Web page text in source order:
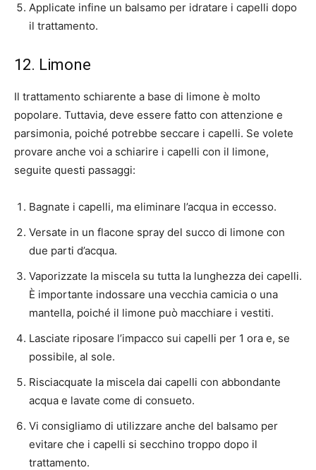
Applicate infine un balsamo per idratare i capelli dopo
il trattamento.
12. Limone
Il trattamento schiarente a base di limone è molto
popolare. Tuttavia, deve essere fatto con attenzione e
parsimonia, poiché potrebbe seccare i capelli. Se volete
provare anche voi a schiarire i capelli con il limone,
seguite questi passaggi:
Bagnate i capelli, ma eliminare l’acqua in eccesso.
Versate in un flacone spray del succo di limone con
due parti d’acqua.
Vaporizzate la miscela su tutta la lunghezza dei capelli.
È importante indossare una vecchia camicia o una
mantella, poiché il limone può macchiare i vestiti.
Lasciate riposare l’impacco sui capelli per 1 ora e, se
possibile, al sole.
Risciacquate la miscela dai capelli con abbondante
acqua e lavate come di consueto.
Vi consigliamo di utilizzare anche del balsamo per
evitare che i capelli si secchino troppo dopo il
trattamento.